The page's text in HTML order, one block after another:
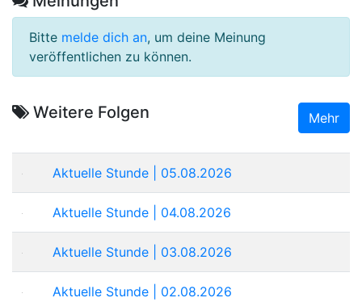
Bitte melde dich an, um deine Meinung
veröffentlichen zu können.
Weitere Folgen Mehr
Aktuelle Stunde | 05.08.2026
Aktuelle Stunde | 04.08.2026
Aktuelle Stunde | 03.08.2026
Aktuelle Stunde | 02.08.2026